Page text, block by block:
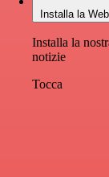
Installa la
Installa la
notizie
Tocca